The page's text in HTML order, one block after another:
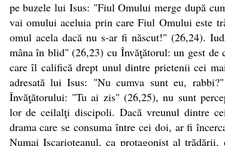
pe buzele lui Isus: "Fiul Omului merge după
vai omului aceluia prin care Fiul Omului este
omul acela dacă nu s-ar fi născut!" (26,24).
mâna în blid" (26,23) cu Învăţătorul: un gest de
care îl califică drept unul dintre prietenii cei
adresată lui Isus: "Nu cumva sunt eu,
Învăţătorului: "Tu ai zis" (26,25), nu sunt
lor de ceilalţi discipoli. Dacă vreunul dintre
drama care se consuma între cei doi, ar fi
Numai Iscarioteanul, ca protagonist al trădării,